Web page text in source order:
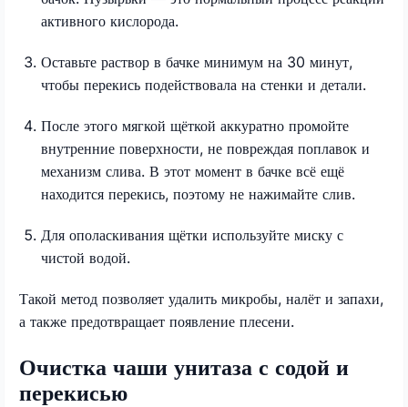
активного кислорода.
Оставьте раствор в бачке минимум на 30 минут,
чтобы перекись подействовала на стенки и детали.
После этого мягкой щёткой аккуратно промойте
внутренние поверхности, не повреждая поплавок и
механизм слива. В этот момент в бачке всё ещё
находится перекись, поэтому не нажимайте слив.
Для ополаскивания щётки используйте миску с
чистой водой.
Такой метод позволяет удалить микробы, налёт и запахи,
а также предотвращает появление плесени.
Очистка чаши унитаза с содой и
перекисью